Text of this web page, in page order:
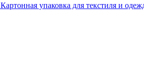
Картонная упаковка для текстиля и